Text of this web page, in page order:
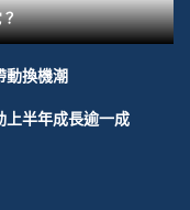
動換機潮
上半年成長逾一成